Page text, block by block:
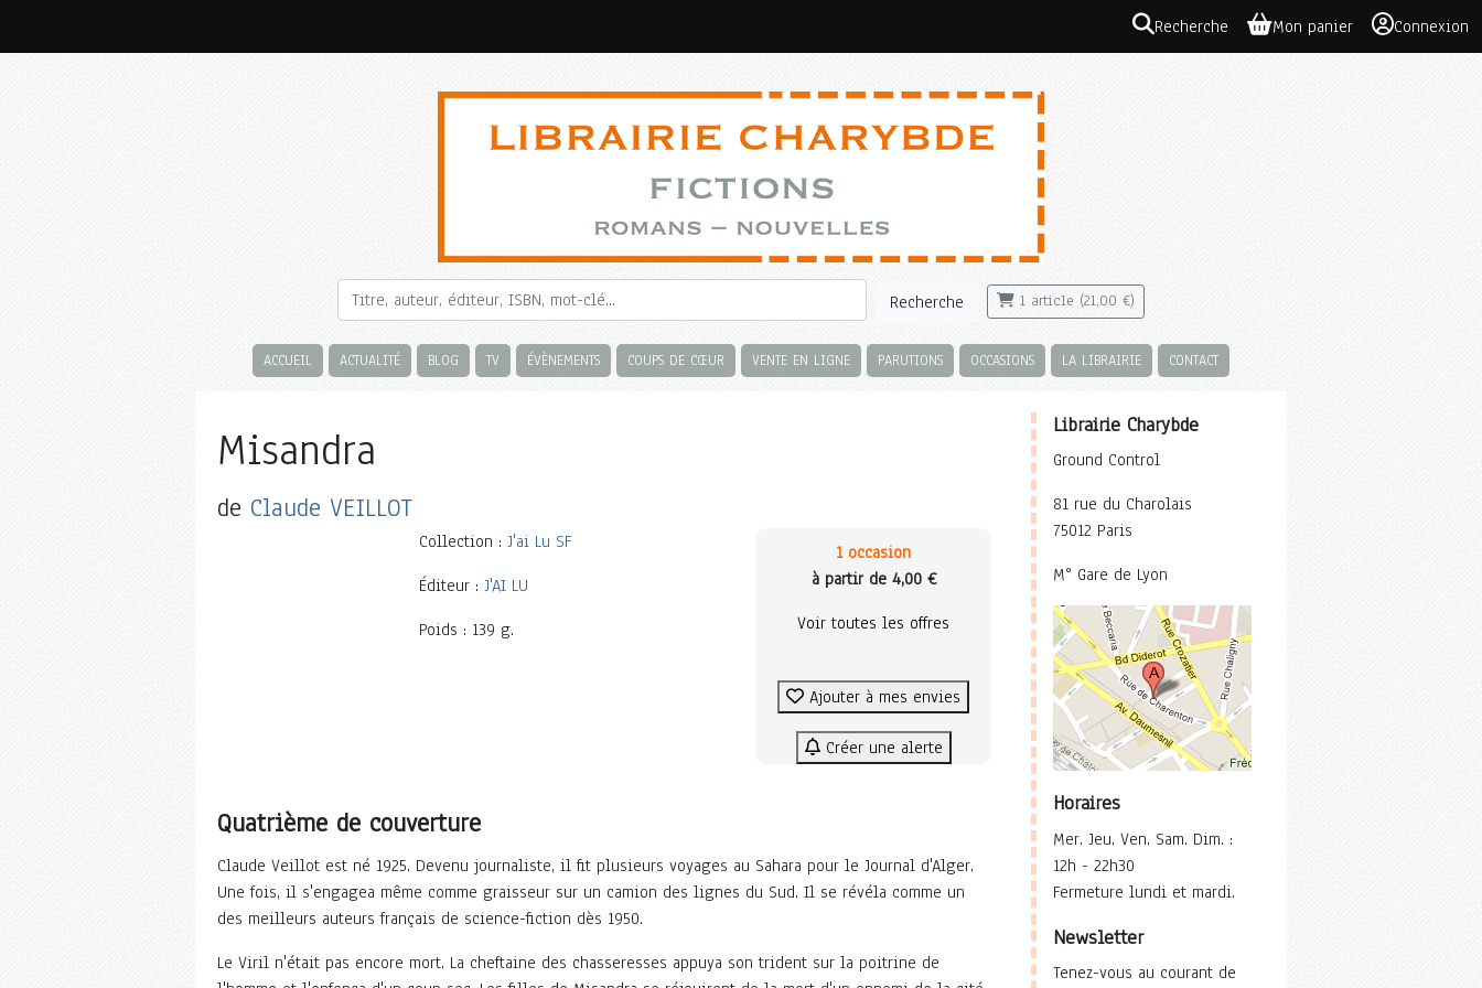
Recherche Mon panier Connexion
Recherche 1 article (21,00 €)
ACCUEIL ACTUALITÉ BLOG TV ÉVÈNEMENTS COUPS DE CŒUR VENTE EN LIGNE PARUTIONS OCCASIONS LA LIBRAIRIE CONTACT
Misandra
de Claude VEILLOT
Collection :J'ai Lu SF
Éditeur :J'AI LU
Poids : 139 g.
1 occasion
à partir de 4,00 €
Voir toutes les offres
Ajouter à mes envies
Créer une alerte
Quatrième de couverture
Claude Veillot est né 1925. Devenu journaliste, il fit plusieurs voyages au Sahara pour le Journal d'Alger.
Une fois, il s'engagea même comme graisseur sur un camion des lignes du Sud. Il se révéla comme un
des meilleurs auteurs français de science-fiction dès 1950.
Le Viril n'était pas encore mort. La cheftaine des chasseresses appuya son trident sur la poitrine de
Librairie Charybde
Ground Control
81 rue du Charolais
75012 Paris
M° Gare de Lyon
Horaires
Mer. Jeu. Ven. Sam. Dim. :
12h - 22h30
Fermeture lundi et mardi.
Newsletter
Tenez-vous au courant de